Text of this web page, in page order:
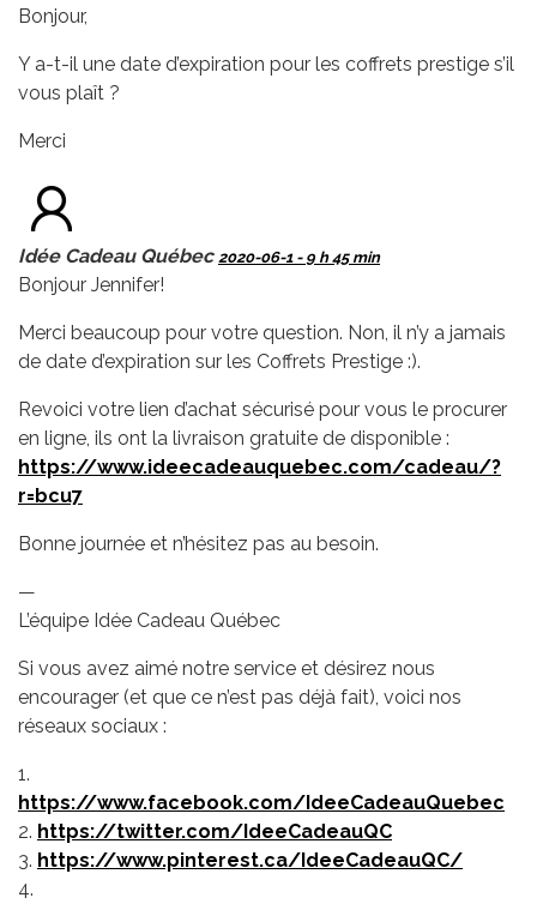
Bonjour,
Y a-t-il une date d’expiration pour les coffrets prestige s’il
vous plaît ?
Merci
Idée Cadeau Québec 2020-06-1 - 9 h 45 min
Bonjour Jennifer!
Merci beaucoup pour votre question. Non, il n’y a jamais
de date d’expiration sur les Coffrets Prestige :).
Revoici votre lien d’achat sécurisé pour vous le procurer
en ligne, ils ont la livraison gratuite de disponible :
https://www.ideecadeauquebec.com/cadeau/?
r=bcu7
Bonne journée et n’hésitez pas au besoin.
—
L’équipe Idée Cadeau Québec
Si vous avez aimé notre service et désirez nous
encourager (et que ce n’est pas déjà fait), voici nos
réseaux sociaux :
1.
https://www.facebook.com/IdeeCadeauQuebec
2. https://twitter.com/IdeeCadeauQC
3. https://www.pinterest.ca/IdeeCadeauQC/
4.